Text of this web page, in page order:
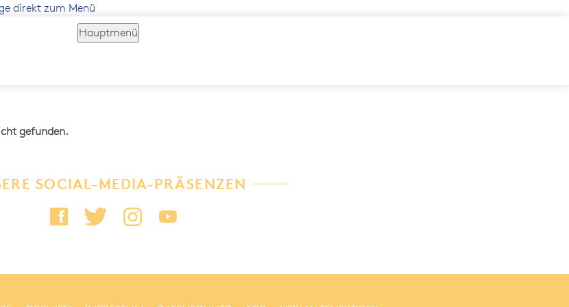
direkt zum Menü
Hauptmenü
gefunden.
SOCIAL-MEDIA-PRÄSENZEN